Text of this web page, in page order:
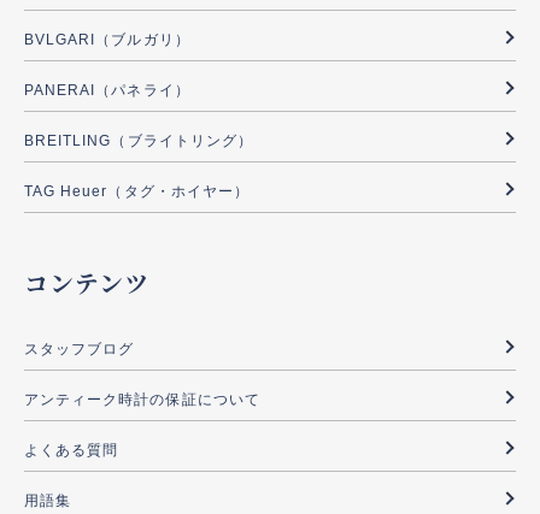
BVLGARI（ブルガリ）
PANERAI（パネライ）
BREITLING（ブライトリング）
TAG Heuer（タグ・ホイヤー）
コンテンツ
スタッフブログ
アンティーク時計の保証について
よくある質問
用語集